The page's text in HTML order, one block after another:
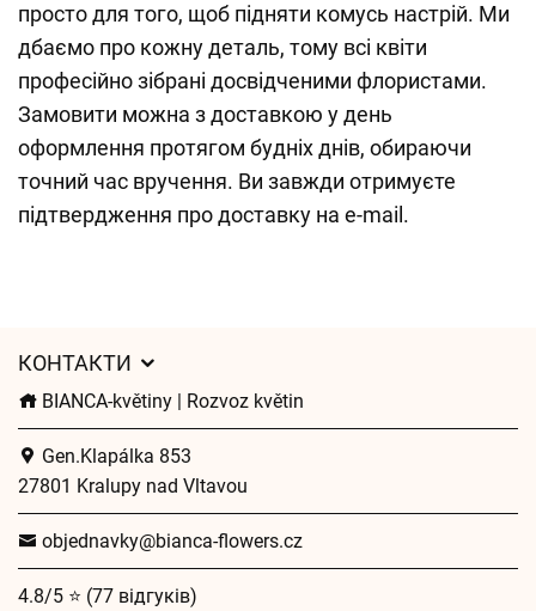
просто для того, щоб підняти комусь настрій. Ми
дбаємо про кожну деталь, тому всі квіти
професійно зібрані досвідченими флористами.
Замовити можна з доставкою у день
оформлення протягом будніх днів, обираючи
точний час вручення. Ви завжди отримуєте
підтвердження про доставку на e-mail.
КОНТАКТИ
BIANCA-květiny | Rozvoz květin
Gen.Klapálka 853
27801 Kralupy nad Vltavou
objednavky@bianca-flowers.cz
4.8/5 ⭐ (77 відгуків)